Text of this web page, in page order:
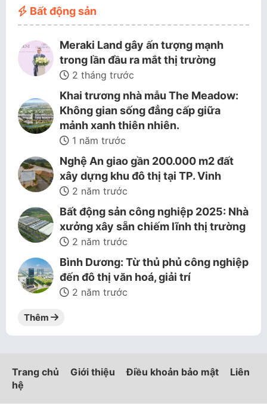
Bất động sản
Meraki Land gây ấn tượng mạnh
trong lần đầu ra mắt thị trường
2 tháng trước
Khai trương nhà mẫu The Meadow:
Không gian sống đẳng cấp giữa
mảnh xanh thiên nhiên.
1 năm trước
Nghệ An giao gần 200.000 m2 đất
xây dựng khu đô thị tại TP. Vinh
2 năm trước
Bất động sản công nghiệp 2025: Nhà
xưởng xây sẵn chiếm lĩnh thị trường
2 năm trước
Bình Dương: Từ thủ phủ công nghiệp
đến đô thị văn hoá, giải trí
2 năm trước
Thêm
Trang chủ Giới thiệu Điều khoản bảo mật
Liên
hệ